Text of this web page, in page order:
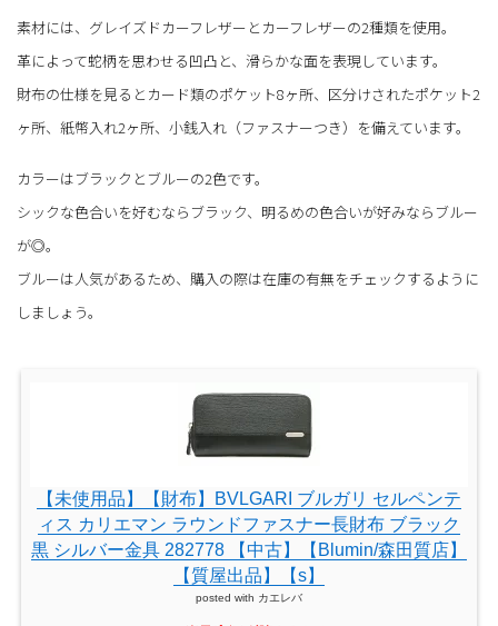
素材には、グレイズドカーフレザーとカーフレザーの2種類を使用。
革によって蛇柄を思わせる凹凸と、滑らかな面を表現しています。
財布の仕様を見るとカード類のポケット8ヶ所、区分けされたポケット2
ヶ所、紙幣入れ2ヶ所、小銭入れ（ファスナーつき）を備えています。
カラーはブラックとブルーの2色です。
シックな色合いを好むならブラック、明るめの色合いが好みならブルー
が◎。
ブルーは人気があるため、購入の際は在庫の有無をチェックするように
しましょう。
【未使用品】【財布】BVLGARI ブルガリ セルペンテ
ィス カリエマン ラウンドファスナー長財布 ブラック
黒 シルバー金具 282778 【中古】【Blumin/森田質店】
【質屋出品】【s】
posted with カエレバ